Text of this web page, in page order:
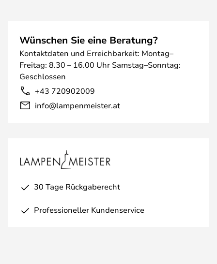
Wünschen Sie eine Beratung?
Kontaktdaten und Erreichbarkeit: Montag–
Freitag: 8.30 – 16.00 Uhr Samstag–Sonntag:
Geschlossen
+43 720902009
info@lampenmeister.at
30 Tage Rückgaberecht
Professioneller Kundenservice